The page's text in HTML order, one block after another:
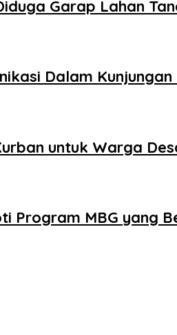
Garap Lahan
Dalam
untuk Warga
Program MBG yang